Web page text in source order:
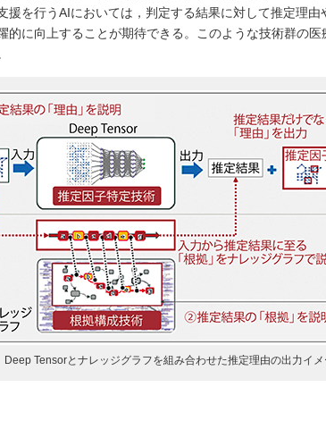
援を行うAIにおいては，判定する結果に対して推定理
的に向上することが期待できる。このような技術群の
Tensorとナレッジグラフを組み合わせた推定理由の出力イメ